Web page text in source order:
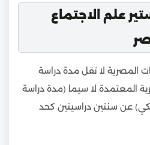
علم الاجتماع
المصرية لا تقل مدة دراسة
المعتمدة لا سيما (مدة دراسة
عن سنتين دراسيتين كحد